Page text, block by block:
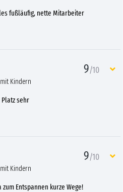
fußläufig, nette Mitarbeiter
9/10
mit Kindern
sehr
9/10
mit Kindern
Entspannen kurze Wege!